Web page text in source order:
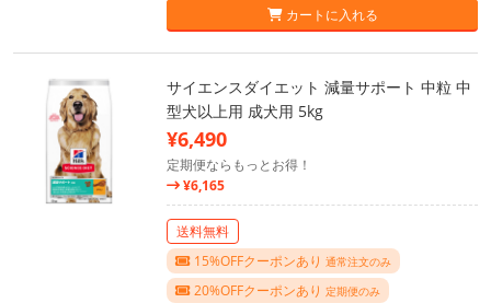
カートに入れる
サイエンスダイエット 減量サポート 中粒 中
型犬以上用 成犬用 5kg
¥6,490
定期便ならもっとお得！
¥6,165
送料無料
15%OFFクーポンあり 通常注文のみ
20%OFFクーポンあり 定期便のみ